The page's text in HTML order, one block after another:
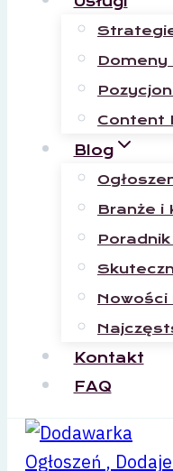
Domeny
Content
Blog
Branże i
Nowości
Kontakt
FAQ